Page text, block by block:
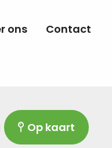
ons Contact
Op kaart